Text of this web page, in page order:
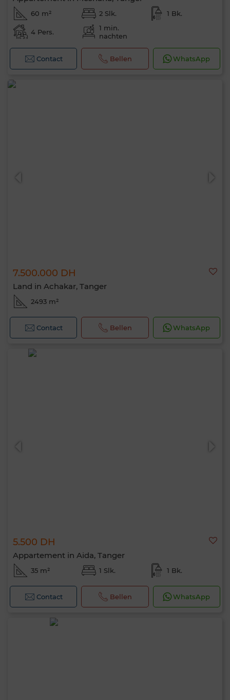
60 m² 2 Slk. 1 Bk.
4 Pers.
1 min.
nachten
Contact Bellen WhatsApp
7.500.000 DH
Land in Achakar, Tanger
2493 m²
Contact Bellen WhatsApp
5.500 DH
Appartement in Aida, Tanger
35 m² 1 Slk. 1 Bk.
Contact Bellen WhatsApp